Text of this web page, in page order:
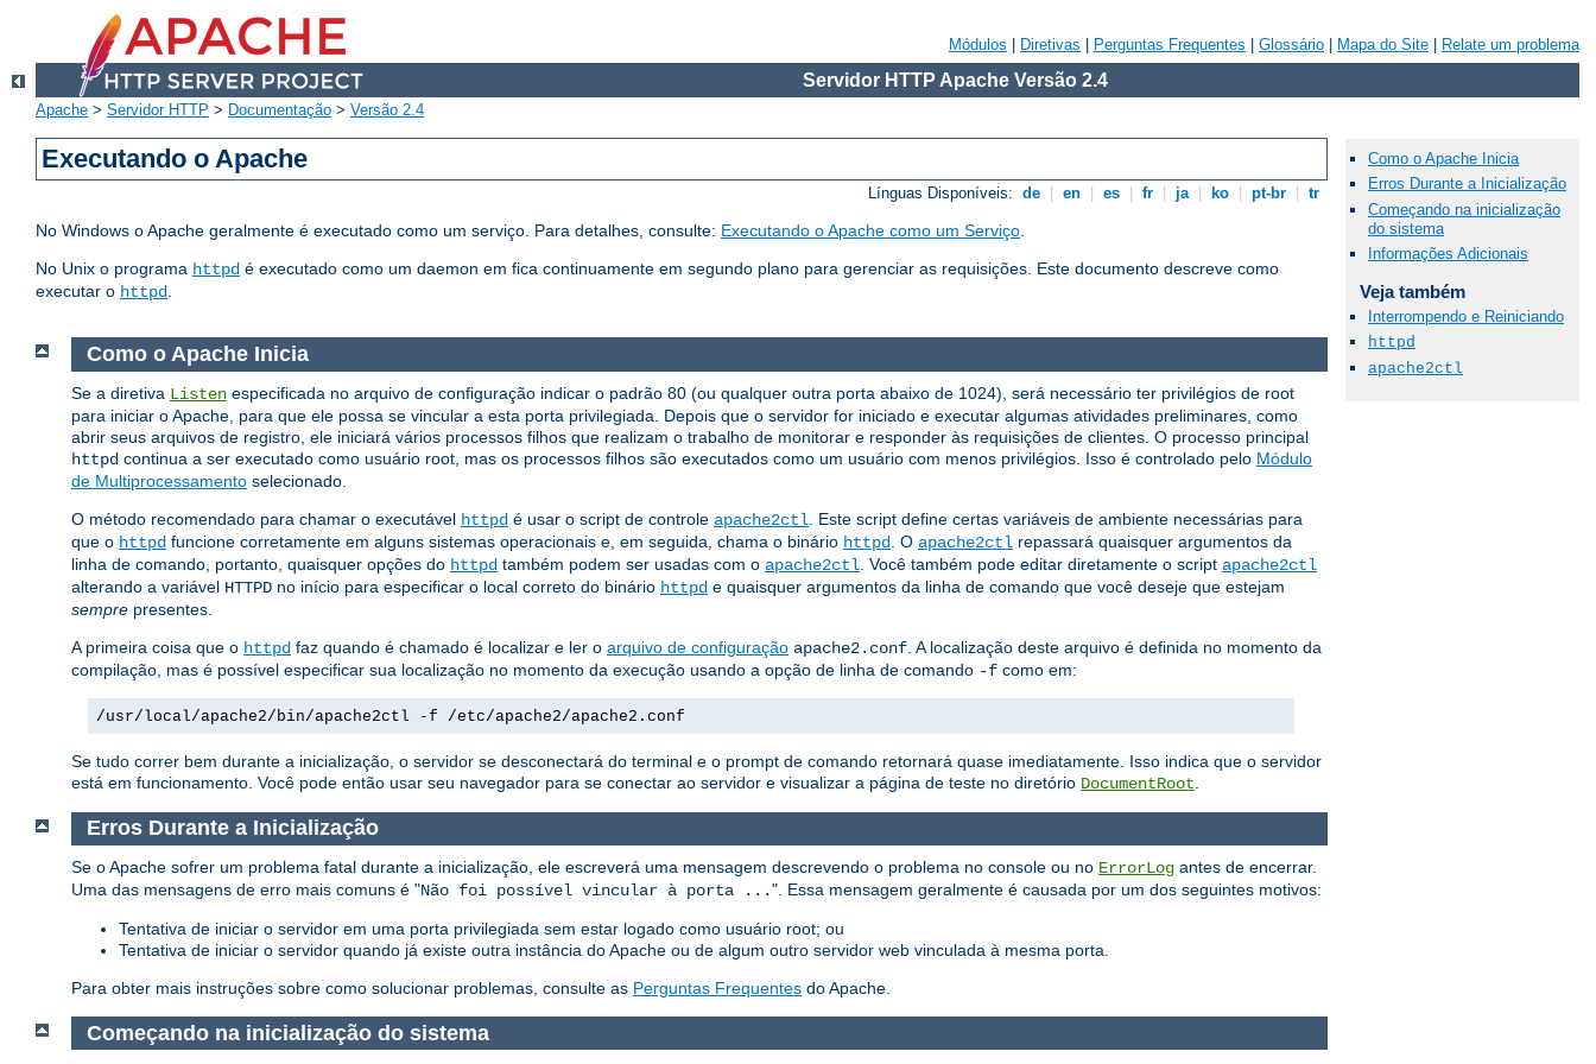
Módulos Diretivas Perguntas Frequentes Glossário Mapa do Site Relate um problema
Servidor HTTP Apache Versão 2.4
Apache > Servidor HTTP > Documentação > Versão 2.4
Executando o Apache
Línguas Disponíveis: de en es fr ja ko pt-br tr
No Windows o Apache geralmente é executado como um serviço. Para detalhes, consulte: Executando o Apache como um Serviço.
No Unix o programa httpd é executado como um daemon em fica continuamente em segundo plano para gerenciar as requisições. Este documento descreve como
executar o httpd.
Como o Apache Inicia
Se a diretiva Listen especificada no arquivo de configuração indicar o padrão 80 (ou qualquer outra porta abaixo de 1024), será necessário ter privilégios de root
para iniciar o Apache, para que ele possa se vincular a esta porta privilegiada. Depois que o servidor for iniciado e executar algumas atividades preliminares, como
abrir seus arquivos de registro, ele iniciará vários processos filhos que realizam o trabalho de monitorar e responder às requisições de clientes. O processo principal
httpd continua a ser executado como usuário root, mas os processos filhos são executados como um usuário com menos privilégios. Isso é controlado pelo Módulo
de Multiprocessamento selecionado.
O método recomendado para chamar o executável httpd é usar o script de controle apache2ctl . Este script define certas variáveis ​​de ambiente necessárias para
que o httpd funcione corretamente em alguns sistemas operacionais e, em seguida, chama o binário httpd . O apache2ctl repassará quaisquer argumentos da
linha de comando, portanto, quaisquer opções do httpd também podem ser usadas com o apache2ctl . Você também pode editar diretamente o script apache2ctl
alterando a variável HTTPD no início para especificar o local correto do binário httpd e quaisquer argumentos da linha de comando que você deseje que estejam
sempre presentes.
A primeira coisa que o httpd faz quando é chamado é localizar e ler o arquivo de configuração apache2.conf . A localização deste arquivo é definida no momento da
compilação, mas é possível especificar sua localização no momento da execução usando a opção de linha de comando -f como em:
/usr/local/apache2/bin/apache2ctl -f /etc/apache2/apache2.conf
Se tudo correr bem durante a inicialização, o servidor se desconectará do terminal e o prompt de comando retornará quase imediatamente. Isso indica que o servidor
está em funcionamento. Você pode então usar seu navegador para se conectar ao servidor e visualizar a página de teste no diretório DocumentRoot
Erros Durante a Inicialização
Se o Apache sofrer um problema fatal durante a inicialização, ele escreverá uma mensagem descrevendo o problema no console ou no ErrorLog antes de encerrar.
Uma das mensagens de erro mais comuns é "Não foi possível vincular à porta ...". Essa mensagem geralmente é causada por um dos seguintes motivos:
Tentativa de iniciar o servidor em uma porta privilegiada sem estar logado como usuário root; ou
Tentativa de iniciar o servidor quando já existe outra instância do Apache ou de algum outro servidor web vinculada à mesma porta.
Para obter mais instruções sobre como solucionar problemas, consulte as Perguntas Frequentes do Apache.
Começando na inicialização do sistema
Como o Apache Inicia
Erros Durante a Inicialização
Começando na inicialização
do sistema
Informações Adicionais
Veja também
Interrompendo e Reiniciando
httpd
apache2ctl